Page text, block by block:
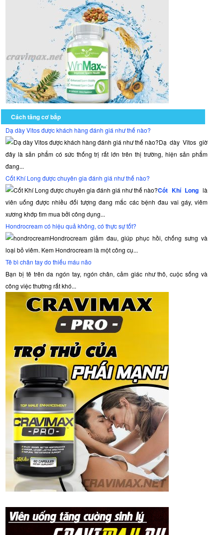
Cách tăng cơ bắp
Dạ dày Vitos được khách hàng đánh giá như thế nào?
Dạ dày Vitos giờ
đây là sản phẩm có sức thống trị rất lớn trên thị trường, hiện sản phẩm
đang...
Cốt Khí Long được chuyên gia đánh giá như thế nào?
Cốt Khí Long là
viên uống được nhiều đối tượng đang mắc các bệnh đau vai gáy, viêm
xương khớp tìm mua bởi công dụng...
Hondrocream có hiệu quả không, có thực sự tốt?
Hondrocream giảm đau, giúp phục hồi, chống sưng và
loại bỏ viêm. Kem Hondrocream là một công cụ...
Tê bì chân tay do thiếu máu não
Bạn bị tê trên da ngón tay, ngón chân, cảm giác như thô, cuộc sống và
công việc thường rất khó...